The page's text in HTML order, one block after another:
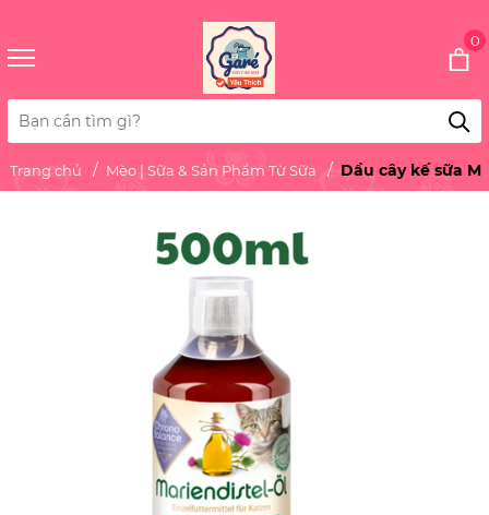
0
Trang chủ Mèo | Sữa & Sản Phẩm Từ Sữa Dầu cây kế sữa